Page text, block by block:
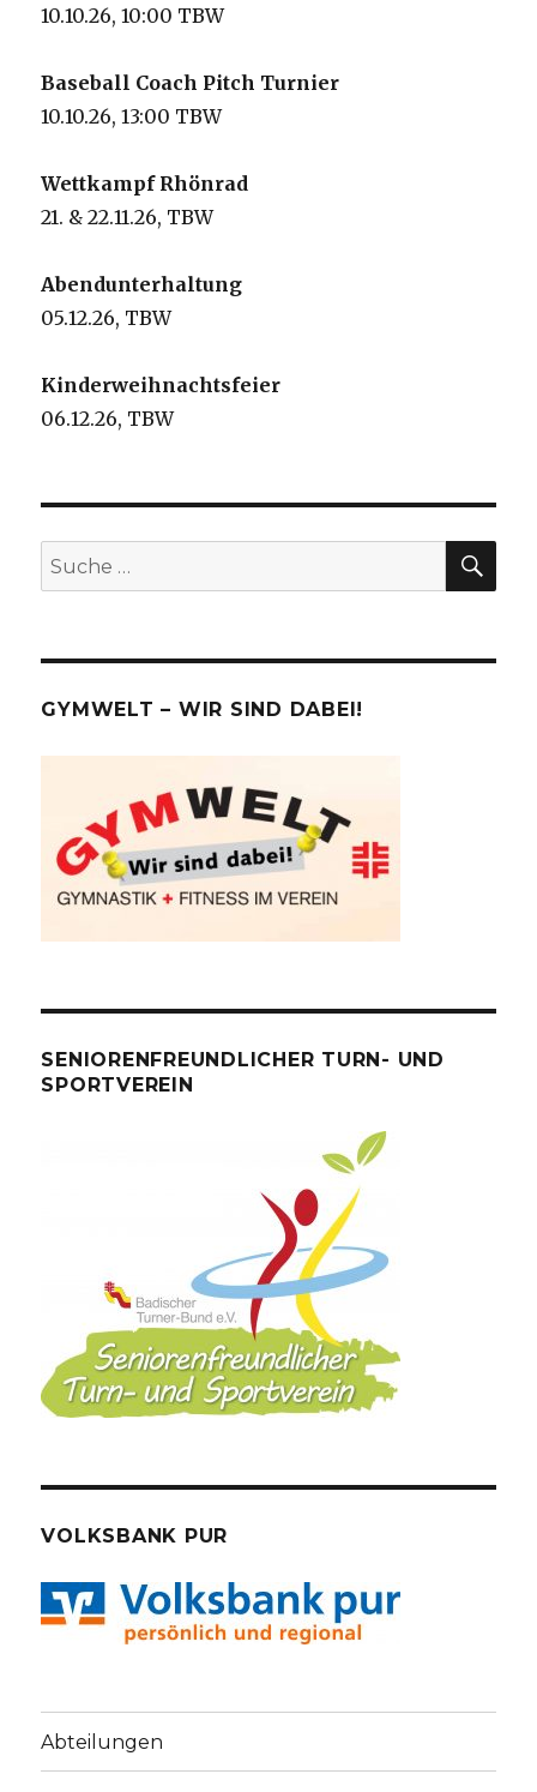
10.10.26, 10:00 TBW
Baseball Coach Pitch Turnier
10.10.26, 13:00 TBW
Wettkampf Rhönrad
21. & 22.11.26, TBW
Abendunterhaltung
05.12.26, TBW
Kinderweihnachtsfeier
06.12.26, TBW
Suche
nach:
GYMWELT – WIR SIND DABEI!
SENIORENFREUNDLICHER TURN- UND
SPORTVEREIN
VOLKSBANK PUR
Abteilungen